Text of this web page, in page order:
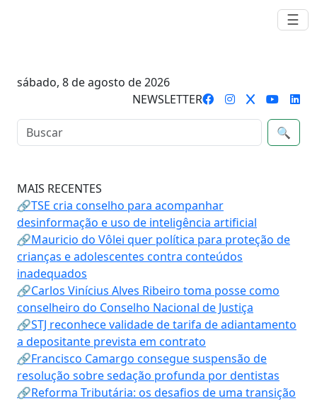
☰
sábado, 8 de agosto de 2026
NEWSLETTER
🔍
MAIS RECENTES
🔗TSE cria conselho para acompanhar
desinformação e uso de inteligência artificial
🔗Mauricio do Vôlei quer política para proteção de
crianças e adolescentes contra conteúdos
inadequados
🔗Carlos Vinícius Alves Ribeiro toma posse como
conselheiro do Conselho Nacional de Justiça
🔗STJ reconhece validade de tarifa de adiantamento
a depositante prevista em contrato
🔗Francisco Camargo consegue suspensão de
resolução sobre sedação profunda por dentistas
🔗Reforma Tributária: os desafios de uma transição